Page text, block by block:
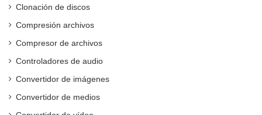
Clonación de discos
Compresión archivos
Compresor de archivos
Controladores de audio
Convertidor de imágenes
Convertidor de medios